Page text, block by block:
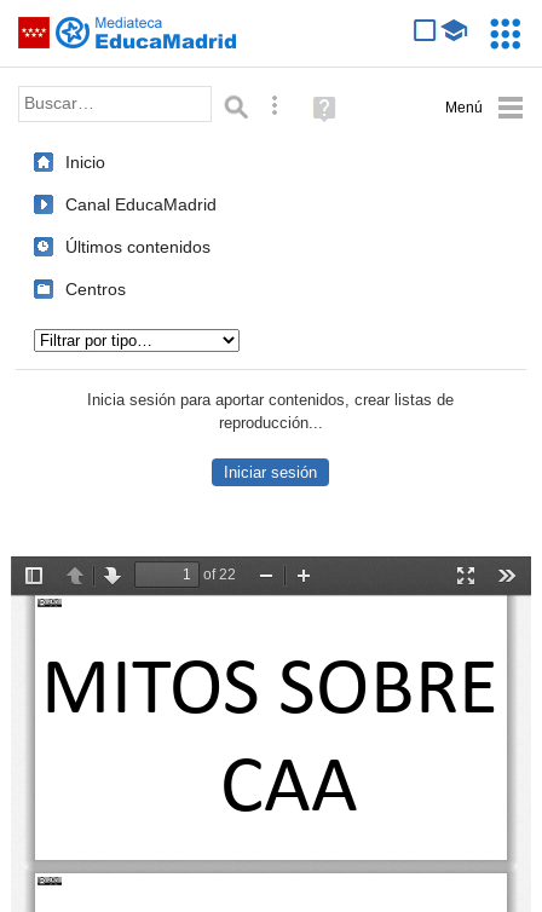
Saltar navegación
Palabra o frase: Búsqueda avanzada
Ayuda
(en
Inicio
Canal EducaMadrid
Últimos contenidos
Centros
Inicia sesión para aportar contenidos, crear listas de
reproducción...
Iniciar sesión